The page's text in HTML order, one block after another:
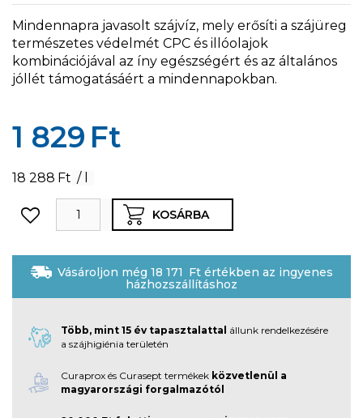
Mindennapra javasolt szájvíz, mely erősíti a szájüreg
természetes védelmét CPC és illóolajok
kombinációjával az íny egészségért és az általános
jóllét támogatásáért a mindennapokban.
1 829 Ft
18 288 Ft / l
KOSÁRBA
Vásároljon még 18 171 Ftértékben az ingyenes
házhozszállításhoz
Több, mint 15 év tapasztalattal állunk rendelkezésére
a szájhigiénia területén
Curaprox és Curasept termékek közvetlenül a
magyarországi forgalmazótól